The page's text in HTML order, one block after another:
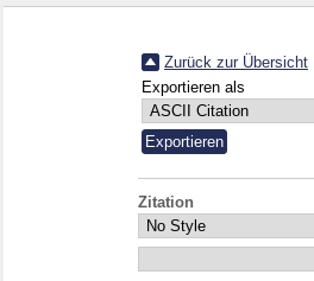
Zurück zur Übersicht
Exportieren als
Zitation